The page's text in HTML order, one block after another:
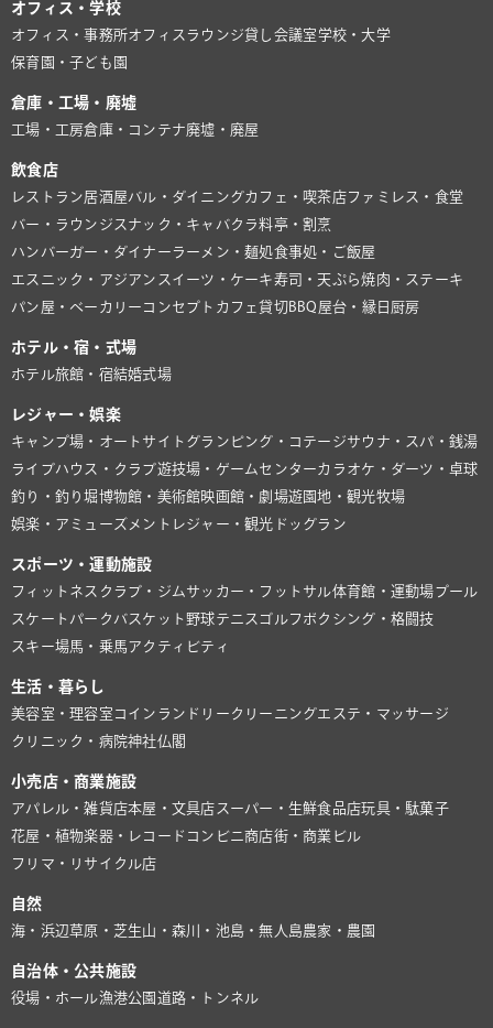
オフィス・学校
オフィス・事務所オフィスラウンジ貸し会議室学校・大学
保育園・子ども園
倉庫・工場・廃墟
工場・工房倉庫・コンテナ廃墟・廃屋
飲食店
レストラン居酒屋バル・ダイニングカフェ・喫茶店ファミレス・食堂
バー・ラウンジ スナック・キャバクラ料亭・割烹
ハンバーガー・ダイナーラーメン・麺処食事処・ご飯屋
エスニック・アジアン スイーツ・ケーキ寿司・天ぷら焼肉・ステーキ
パン屋・ベーカリー コンセプトカフェ貸切BBQ 屋台・縁日 厨房
ホテル・宿・式場
ホテル旅館・宿結婚式場
レジャー・娯楽
キャンプ場・オートサイト グランピング・コテージサウナ・スパ・銭湯
ライブハウス・クラブ遊技場・ゲームセンターカラオケ・ダーツ・卓球
釣り・釣り堀博物館・美術館映画館・劇場遊園地・観光牧場
娯楽・アミューズメント レジャー・観光 ドッグラン
スポーツ・運動施設
フィットネスクラブ・ジム サッカー・フットサル体育館・運動場プール
スケートパーク バスケット 野球テニス ゴルフ ボクシング・格闘技
スキー場馬・乗馬アクティビティ
生活・暮らし
美容室・理容室 コインランドリー クリーニングエステ・マッサージ
クリニック・病院神社仏閣
小売店・商業施設
アパレル・雑貨店本屋・文具店 スーパー・生鮮食品店玩具・駄菓子
花屋・植物楽器・レコード コンビニ商店街・商業ビル
フリマ・リサイクル店
自然
海・浜辺草原・芝生山・森川・池島・無人島農家・農園
自治体・公共施設
役場・ホール漁港公園 道路・トンネル